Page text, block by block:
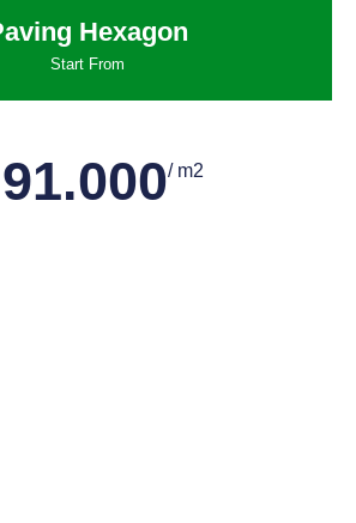
Hexagon
Start From
91.000/ m2